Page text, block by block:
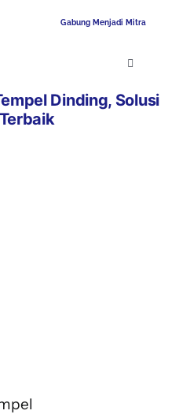
Gabung Menjadi Mitra
Toggle
Kami
Dinding, Solusi